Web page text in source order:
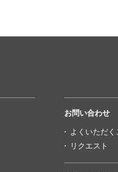
お問い合わせ
よくいただく
リクエスト